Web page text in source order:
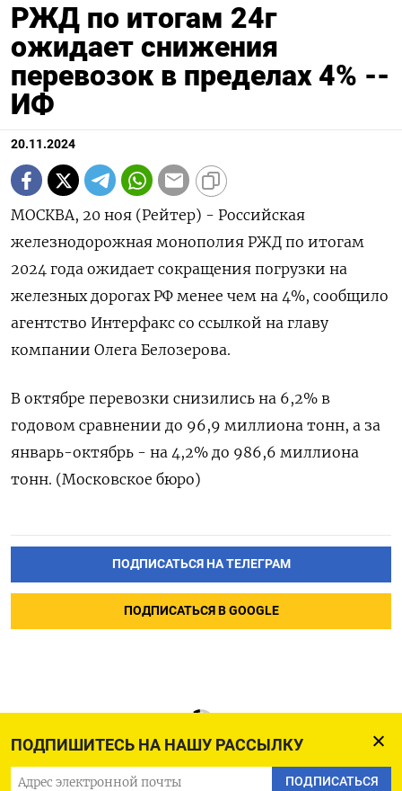
ПОДПИШИТЕСЬ НА НАШУ РАССЫЛКУ
ПОДПИСАТЬСЯ
РЖД по итогам 24г
ожидает снижения
перевозок в пределах 4% --
ИФ
20.11.2024
МОСКВА, 20 ноя (Рейтер) - Российская
железнодорожная монополия РЖД по итогам
2024 года ожидает сокращения погрузки на
железных дорогах РФ менее чем на 4%, сообщило
агентство Интерфакс со ссылкой на главу
компании Олега Белозерова.
В октябре перевозки снизились на 6,2% в
годовом сравнении до 96,9 миллиона тонн, а за
январь-октябрь - на 4,2% до 986,6 миллиона
тонн. (Московское бюро)
ПОДПИСАТЬСЯ НА ТЕЛЕГРАМ
ПОДПИСАТЬСЯ В GOOGLE